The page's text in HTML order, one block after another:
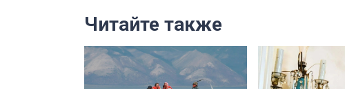
Читайте также